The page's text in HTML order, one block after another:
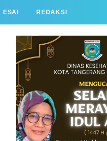
ESAI REDAKSI